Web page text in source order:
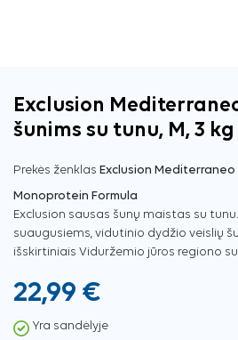
Exclusion
šunims su tunu, M, 3 kg
Prekės ženklas Exclusion Mediterraneo
Monoprotein Formula
Exclusion sausas šunų maistas su
suaugusiems, vidutinio dydžio veislių
išskirtiniais Viduržemio jūros regiono
22,99 €
Yra sandėlyje